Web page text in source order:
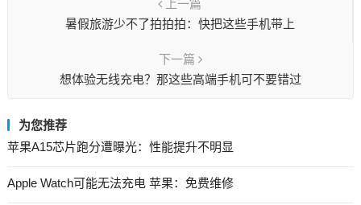
上一篇
暑假旅游少不了拍拍拍：快把这些手机带上
下一篇
想体验无线充电？那这些高端手机可不要错过
为您推荐
苹果A15芯片跑分遭曝光：性能提升不明显
Apple Watch可能无法充电 苹果：免费维修